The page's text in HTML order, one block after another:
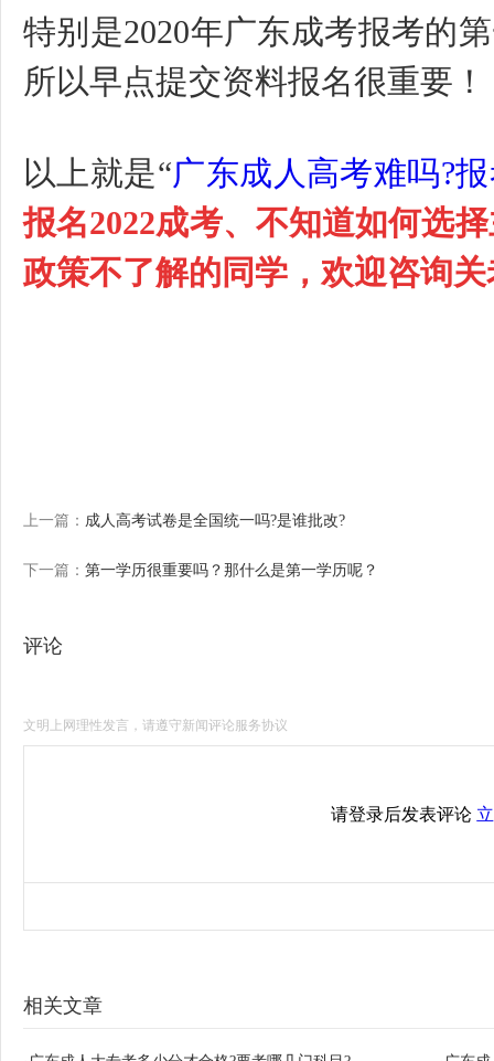
特别是2020年广东成考报考的
所以早点提交资料报名很重要！
以上就是“广东成人高考难吗?
报名2022成考、不知道如何选
政策不了解的同学，欢迎咨询关
上一篇： 成人高考试卷是全国统一吗?是谁批改?
下一篇： 第一学历很重要吗？那什么是第一学历呢？
评论
文明上网理性发言，请遵守新闻评论服务协议
请登录后发表评论
相关文章